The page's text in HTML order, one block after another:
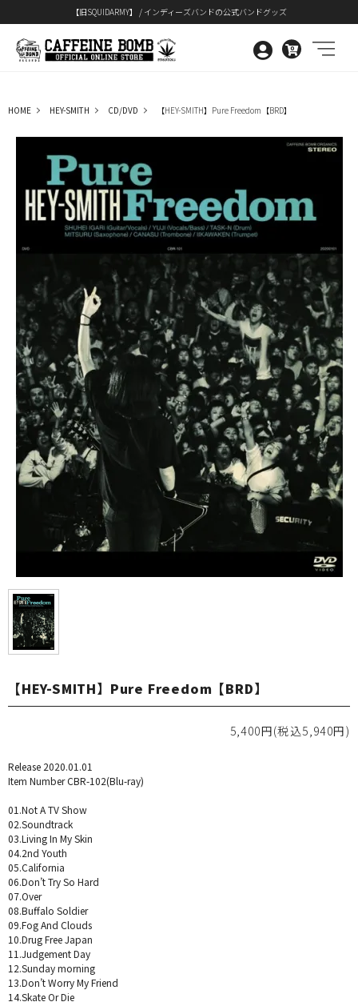
【旧SQUIDARMY】 / インディーズバンドの公式バンドグッズ
0
HOME HEY-SMITH CD/DVD 【HEY-SMITH】Pure Freedom【BRD】
【HEY-SMITH】Pure Freedom【BRD】
5,400円(税込5,940円)
Release 2020.01.01
Item Number CBR-102(Blu-ray)
01.Not A TV Show
02.Soundtrack
03.Living In My Skin
04.2nd Youth
05.California
06.Don’t Try So Hard
07.Over
08.Buffalo Soldier
09.Fog And Clouds
10.Drug Free Japan
11.Judgement Day
12.Sunday morning
13.Don’t Worry My Friend
14.Skate Or Die